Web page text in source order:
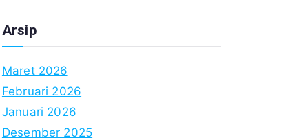
Arsip
Maret 2026
Februari 2026
Januari 2026
Desember 2025